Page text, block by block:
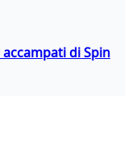
di Spin